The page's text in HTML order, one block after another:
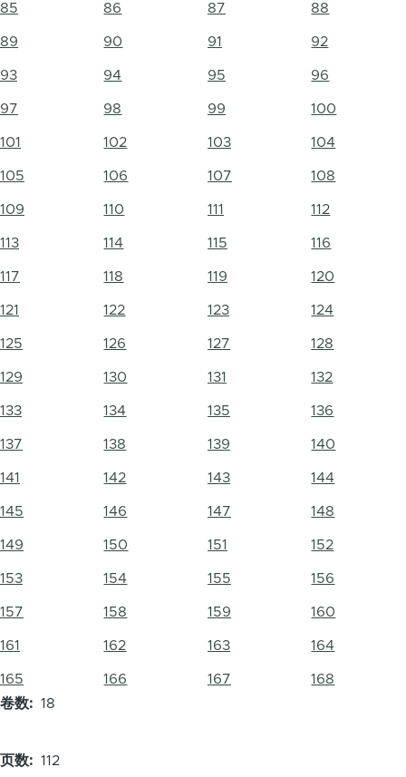
85 86 87 88
89 90 91 92
93 94 95 96
97 98 99 100
101 102 103 104
105 106 107 108
109 110 111 112
113 114 115 116
117 118 119 120
121 122 123 124
125 126 127 128
129 130 131 132
133 134 135 136
137 138 139 140
141 142 143 144
145 146 147 148
149 150 151 152
153 154 155 156
157 158 159 160
161 162 163 164
165 166 167
168
卷数
18
页数 112